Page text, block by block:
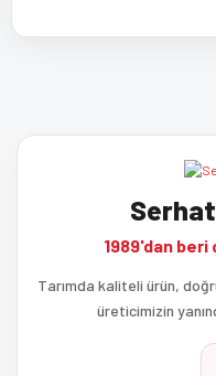
Görüş ve önerileriniz için
Ürün resmi kalitesiz,
Ürün açıklamasında
1989'dan beri
Tarımda kaliteli ürün,
üreticimizin